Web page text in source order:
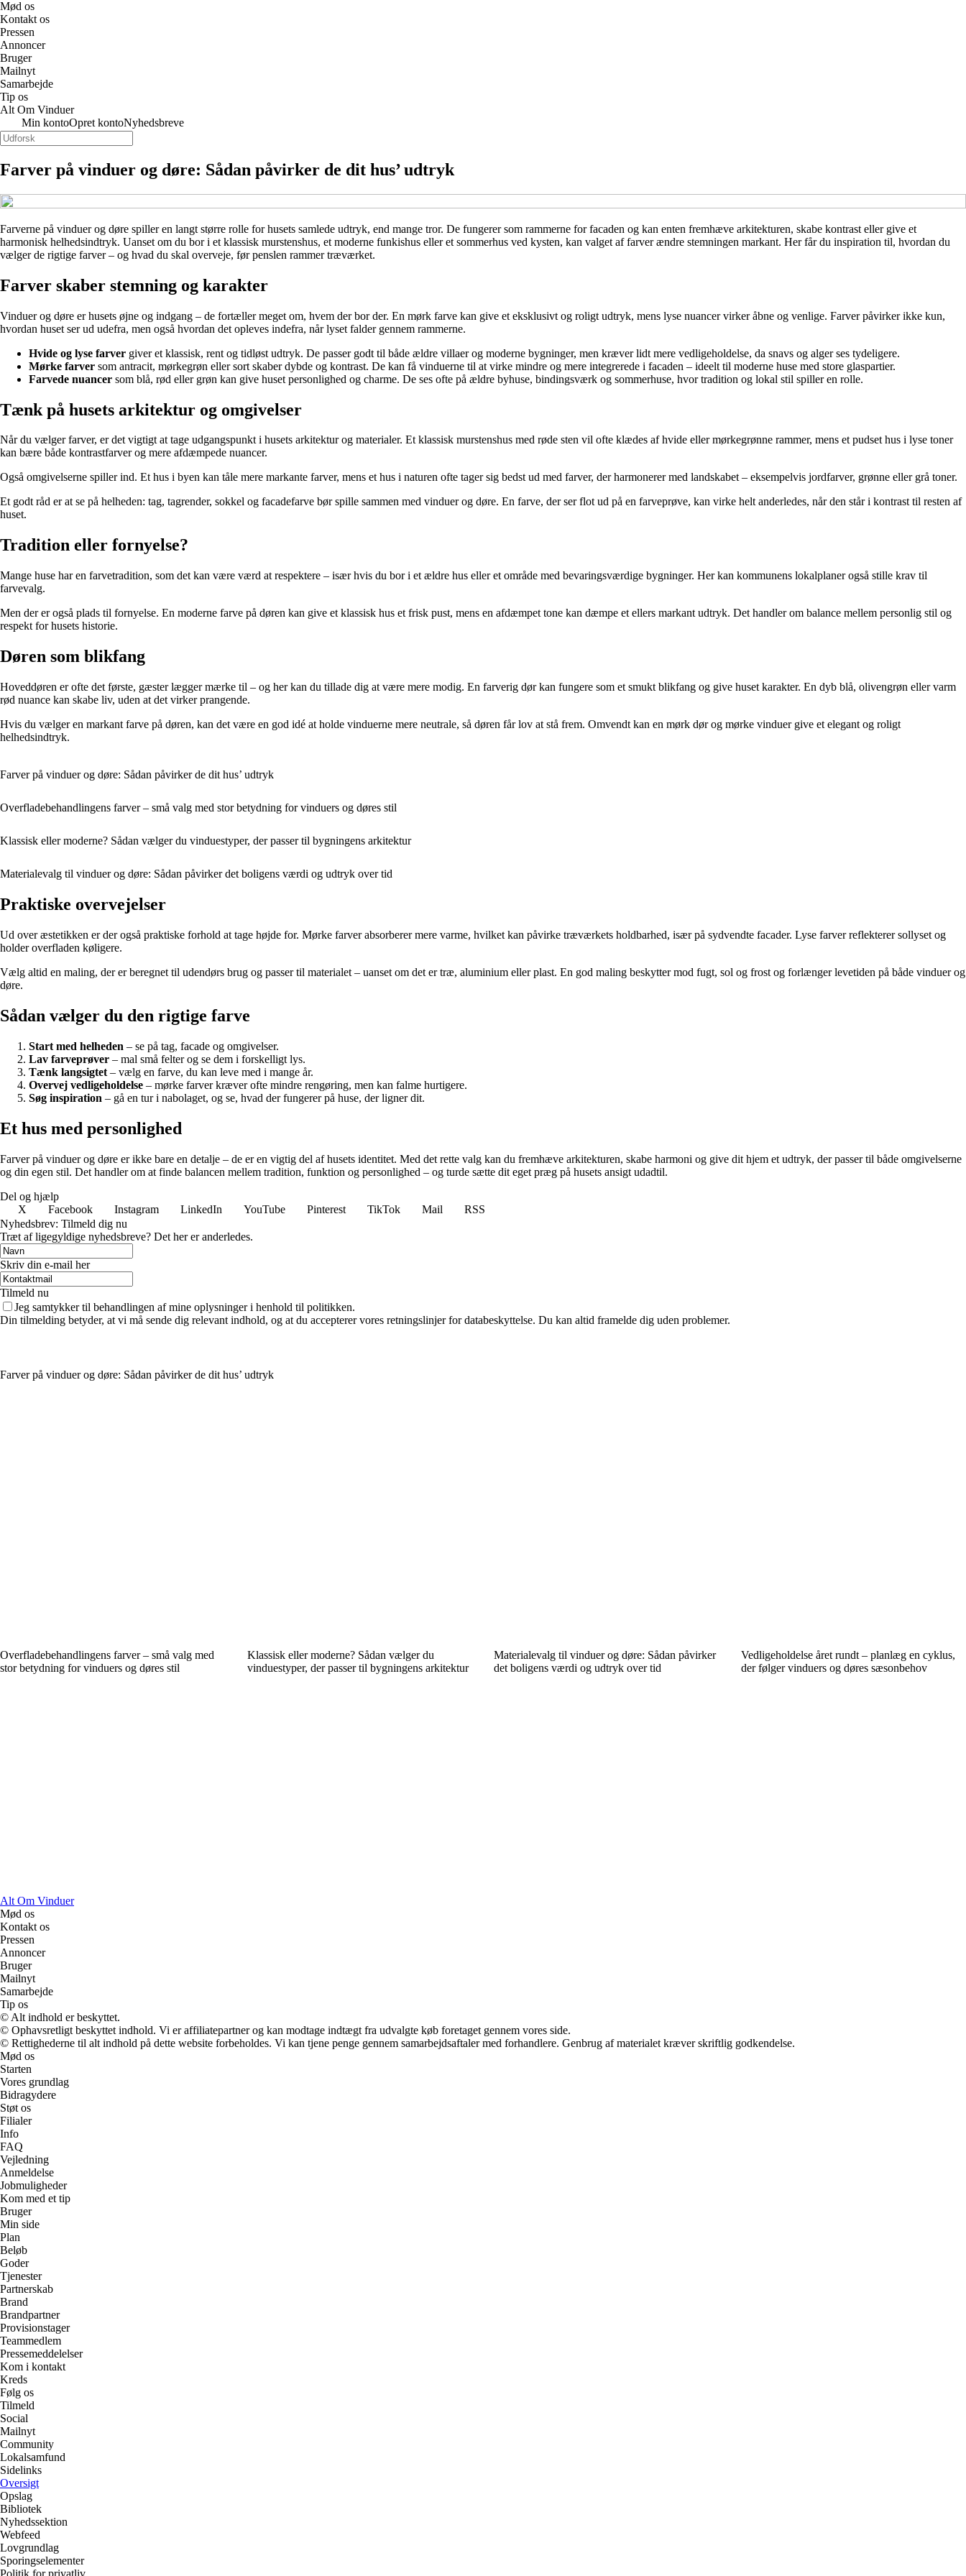
Mød os
Kontakt os
Pressen
Annoncer
Bruger
Mailnyt
Samarbejde
Tip os
Alt Om Vinduer
Min kontoOpret kontoNyhedsbreve
Farver på vinduer og døre: Sådan påvirker de dit hus’ udtryk
Farverne på vinduer og døre spiller en langt større rolle for husets samlede udtryk, end mange tror. De fungerer som rammerne for facaden og kan enten fremhæve arkitekturen, skabe kontrast eller give et
harmonisk helhedsindtryk. Uanset om du bor i et klassisk murstenshus, et moderne funkishus eller et sommerhus ved kysten, kan valget af farver ændre stemningen markant. Her får du inspiration til, hvordan du
vælger de rigtige farver – og hvad du skal overveje, før penslen rammer træværket.
Farver skaber stemning og karakter
Vinduer og døre er husets øjne og indgang – de fortæller meget om, hvem der bor der. En mørk farve kan give et eksklusivt og roligt udtryk, mens lyse nuancer virker åbne og venlige. Farver påvirker ikke kun,
hvordan huset ser ud udefra, men også hvordan det opleves indefra, når lyset falder gennem rammerne.
Hvide og lyse farver giver et klassisk, rent og tidløst udtryk. De passer godt til både ældre villaer og moderne bygninger, men kræver lidt mere vedligeholdelse, da snavs og alger ses tydeligere.
Mørke farver som antracit, mørkegrøn eller sort skaber dybde og kontrast. De kan få vinduerne til at virke mindre og mere integrerede i facaden – ideelt til moderne huse med store glaspartier.
Farvede nuancer som blå, rød eller grøn kan give huset personlighed og charme. De ses ofte på ældre byhuse, bindingsværk og sommerhuse, hvor tradition og lokal stil spiller en rolle.
Tænk på husets arkitektur og omgivelser
Når du vælger farver, er det vigtigt at tage udgangspunkt i husets arkitektur og materialer. Et klassisk murstenshus med røde sten vil ofte klædes af hvide eller mørkegrønne rammer, mens et pudset hus i lyse toner
kan bære både kontrastfarver og mere afdæmpede nuancer.
Også omgivelserne spiller ind. Et hus i byen kan tåle mere markante farver, mens et hus i naturen ofte tager sig bedst ud med farver, der harmonerer med landskabet – eksempelvis jordfarver, grønne eller grå toner.
Et godt råd er at se på helheden: tag, tagrender, sokkel og facadefarve bør spille sammen med vinduer og døre. En farve, der ser flot ud på en farveprøve, kan virke helt anderledes, når den står i kontrast til resten af
huset.
Tradition eller fornyelse?
Mange huse har en farvetradition, som det kan være værd at respektere – især hvis du bor i et ældre hus eller et område med bevaringsværdige bygninger. Her kan kommunens lokalplaner også stille krav til
farvevalg.
Men der er også plads til fornyelse. En moderne farve på døren kan give et klassisk hus et frisk pust, mens en afdæmpet tone kan dæmpe et ellers markant udtryk. Det handler om balance mellem personlig stil og
respekt for husets historie.
Døren som blikfang
Hoveddøren er ofte det første, gæster lægger mærke til – og her kan du tillade dig at være mere modig. En farverig dør kan fungere som et smukt blikfang og give huset karakter. En dyb blå, olivengrøn eller varm
rød nuance kan skabe liv, uden at det virker prangende.
Hvis du vælger en markant farve på døren, kan det være en god idé at holde vinduerne mere neutrale, så døren får lov at stå frem. Omvendt kan en mørk dør og mørke vinduer give et elegant og roligt
helhedsindtryk.
Farver på vinduer og døre: Sådan påvirker de dit hus’ udtryk
Overfladebehandlingens farver – små valg med stor betydning for vinduers og døres stil
Klassisk eller moderne? Sådan vælger du vinduestyper, der passer til bygningens arkitektur
Materialevalg til vinduer og døre: Sådan påvirker det boligens værdi og udtryk over tid
Praktiske overvejelser
Ud over æstetikken er der også praktiske forhold at tage højde for. Mørke farver absorberer mere varme, hvilket kan påvirke træværkets holdbarhed, især på sydvendte facader. Lyse farver reflekterer sollyset og
holder overfladen køligere.
Vælg altid en maling, der er beregnet til udendørs brug og passer til materialet – uanset om det er træ, aluminium eller plast. En god maling beskytter mod fugt, sol og frost og forlænger levetiden på både vinduer og
døre.
Sådan vælger du den rigtige farve
Start med helheden – se på tag, facade og omgivelser.
Lav farveprøver – mal små felter og se dem i forskelligt lys.
Tænk langsigtet – vælg en farve, du kan leve med i mange år.
Overvej vedligeholdelse – mørke farver kræver ofte mindre rengøring, men kan falme hurtigere.
Søg inspiration – gå en tur i nabolaget, og se, hvad der fungerer på huse, der ligner dit.
Et hus med personlighed
Farver på vinduer og døre er ikke bare en detalje – de er en vigtig del af husets identitet. Med det rette valg kan du fremhæve arkitekturen, skabe harmoni og give dit hjem et udtryk, der passer til både omgivelserne
og din egen stil. Det handler om at finde balancen mellem tradition, funktion og personlighed – og turde sætte dit eget præg på husets ansigt udadtil.
Del og hjælp
X
Facebook Instagram LinkedIn YouTube Pinterest TikTok Mail
RSS
Nyhedsbrev: Tilmeld dig nu
Træt af ligegyldige nyhedsbreve? Det her er anderledes.
Skriv din e-mail her
Tilmeld nu
Jeg samtykker til behandlingen af mine oplysninger i henhold til politikken.
Din tilmelding betyder, at vi må sende dig relevant indhold, og at du accepterer vores retningslinjer for databeskyttelse. Du kan altid framelde dig uden problemer.
Farver på vinduer og døre: Sådan påvirker de dit hus’ udtryk
Overfladebehandlingens farver – små valg med
stor betydning for vinduers og døres stil
Klassisk eller moderne? Sådan vælger du
vinduestyper, der passer til bygningens arkitektur
Materialevalg til vinduer og døre: Sådan påvirker
det boligens værdi og udtryk over tid
Vedligeholdelse året rundt – planlæg en cyklus,
der følger vinduers og døres sæsonbehov
Alt Om Vinduer
Mød os
Kontakt os
Pressen
Annoncer
Bruger
Mailnyt
Samarbejde
Tip os
© Alt indhold er beskyttet.
© Ophavsretligt beskyttet indhold. Vi er affiliatepartner og kan modtage indtægt fra udvalgte køb foretaget gennem vores side.
© Rettighederne til alt indhold på dette website forbeholdes. Vi kan tjene penge gennem samarbejdsaftaler med forhandlere. Genbrug af materialet kræver skriftlig godkendelse.
Mød os
Starten
Vores grundlag
Bidragydere
Støt os
Filialer
Info
FAQ
Vejledning
Anmeldelse
Jobmuligheder
Kom med et tip
Bruger
Min side
Plan
Beløb
Goder
Tjenester
Partnerskab
Brand
Brandpartner
Provisionstager
Teammedlem
Pressemeddelelser
Kom i kontakt
Kreds
Følg os
Tilmeld
Social
Mailnyt
Community
Lokalsamfund
Sidelinks
Oversigt
Opslag
Bibliotek
Nyhedssektion
Webfeed
Lovgrundlag
Sporingselementer
Politik for privatliv